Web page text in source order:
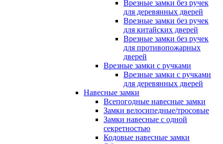
Врезные замки без ручек
для деревянных дверей
Врезные замки без ручек
для китайских дверей
Врезные замки без ручек
для противопожарных
дверей
Врезные замки с ручками
Врезные замки с ручками
для деревянных дверей
Навесные замки
Всепогодные навесные замки
Замки велосипедные/тросовые
Замки навесные с одной
секретностью
Кодовые навесные замки